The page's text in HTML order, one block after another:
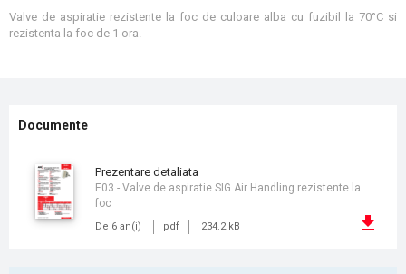
Valve de aspiratie rezistente la foc de culoare alba cu fuzibil la 70°C si
rezistenta la foc de 1 ora.
Documente
prezentare detaliata
De 6 an(i) pdf 234.2 kB
E03 - Valve de aspiratie SIG Air Handling rezistente la
foc